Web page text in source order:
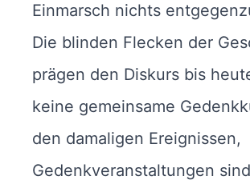
Einmarsch nichts
Die blinden Flecken der
prägen den Diskurs bis
keine gemeinsame
den damaligen Ereignissen,
Gedenkveranstaltungen